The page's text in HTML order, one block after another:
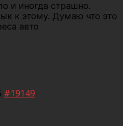
и иногда страшно.
к этому. Думаю что это
авто
#19149